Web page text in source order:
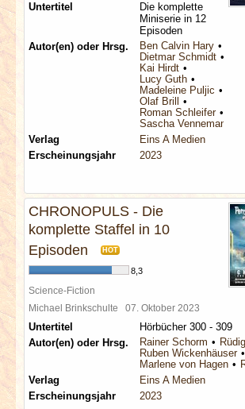
Untertitel
Die komplette
Miniserie in 12
Episoden
Autor(en) oder Hrsg.
Ben Calvin Hary
Dietmar Schmidt
Kai Hirdt
Lucy Guth
Madeleine Puljic
Olaf Brill
Roman Schleifer
Sascha Vennemann
Verlag
Eins A Medien
Erscheinungsjahr
2023
CHRONOPULS - Die
komplette Staffel in 10
Episoden
HOT
8,3
Science-Fiction
Michael Brinkschulte 07. Oktober 2023
Untertitel
Hörbücher 300 - 309
Autor(en) oder Hrsg.
Rainer Schorm
Ruben Wickenhäuser
Marlene von Hagen
Verlag
Eins A Medien
Erscheinungsjahr
2023